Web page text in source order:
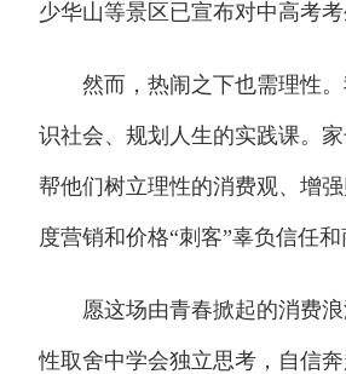
少华山等景区已宣布对中高考
然而，热闹之下也需理性。
识社会、规划人生的实践课。
帮他们树立理性的消费观、增
度营销和价格“刺客”辜负信任和
愿这场由青春掀起的消费浪
性取舍中学会独立思考，自信